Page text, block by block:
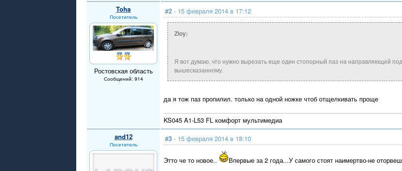
Toha
Посетитель
Ростовская область
Сообщений: 914
#2 - 15 февраля 2014 в 17:12
Zloy:
Я вот думаю, что нужно вырезать еще один стопорный паз на направляющей
вышесказанному.
да я тож паз пропилил. только на одной ножке чтоб отщелкивать проще
KS045 A1-L53 FL комфорт мультимедиа
and12
Посетитель
#3 - 15 февраля 2014 в 18:10
Этто че то новое.. Впервые за 2 года...У самого стоят наимертво-не